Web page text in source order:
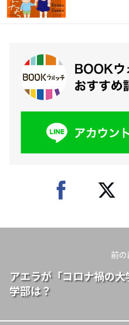
前
アエラが「コロナ禍の
学部は？